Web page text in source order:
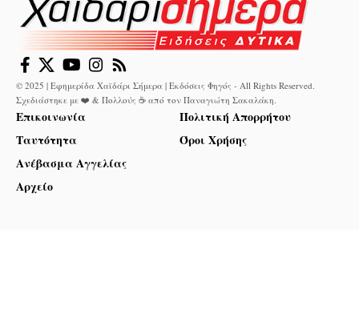
© 2025 | Εφημερίδα Χαϊδάρι Σήμερα | Εκδόσεις Φηγός - All Rights Reserved.
Σχεδιάστηκε με ❤️ & Πολλούς ☕ από τον Παναγιώτη Σακαλάκη
Επικοινωνία
Ταυτότητα
Ανέβασμα Αγγελίας
Αρχείο
Πολιτική Απορρήτου
Όροι Χρήσης